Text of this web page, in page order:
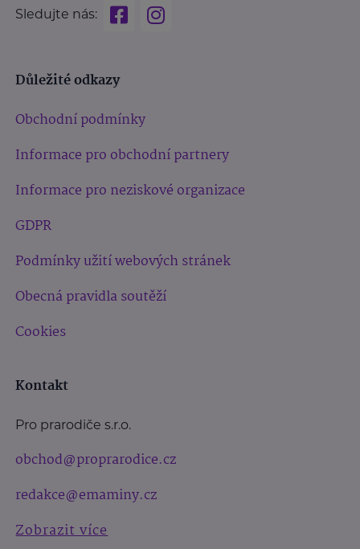
Sledujte nás:
Důležité odkazy
Obchodní podmínky
Informace pro obchodní partnery
Informace pro neziskové organizace
GDPR
Podmínky užití webových stránek
Obecná pravidla soutěží
Cookies
Kontakt
Pro prarodiče s.r.o.
obchod@proprarodice.cz
redakce@emaminy.cz
Zobrazit více